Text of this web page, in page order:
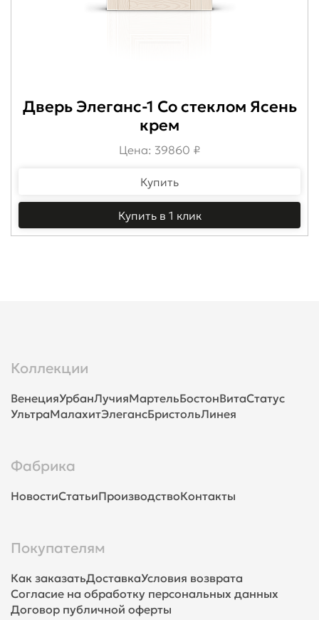
Дверь Элеганс-1 Со стеклом Ясень
крем
Цена: 39860 ₽
Купить
Купить в 1 клик
Коллекции
ВенецияУрбанЛучияМартельБостонВитаСтатус
УльтраМалахитЭлегансБристольЛинея
Фабрика
НовостиСтатьиПроизводствоКонтакты
Покупателям
Как заказатьДоставкаУсловия возврата
Согласие на обработку персональных данных
Договор публичной оферты